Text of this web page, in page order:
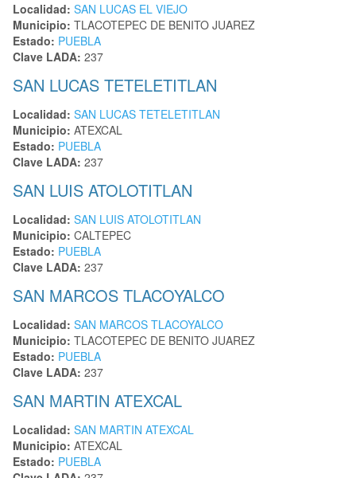
Localidad: SAN LUCAS EL VIEJO
Municipio: TLACOTEPEC DE BENITO JUAREZ
Estado: PUEBLA
Clave LADA: 237
SAN LUCAS TETELETITLAN
Localidad: SAN LUCAS TETELETITLAN
Municipio: ATEXCAL
Estado: PUEBLA
Clave LADA: 237
SAN LUIS ATOLOTITLAN
Localidad: SAN LUIS ATOLOTITLAN
Municipio: CALTEPEC
Estado: PUEBLA
Clave LADA: 237
SAN MARCOS TLACOYALCO
Localidad: SAN MARCOS TLACOYALCO
Municipio: TLACOTEPEC DE BENITO JUAREZ
Estado: PUEBLA
Clave LADA: 237
SAN MARTIN ATEXCAL
Localidad: SAN MARTIN ATEXCAL
Municipio: ATEXCAL
Estado: PUEBLA